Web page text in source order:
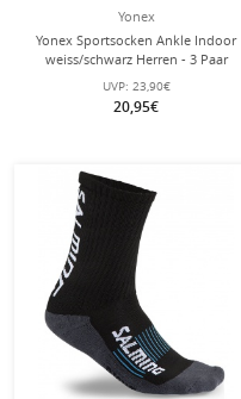
Yonex
Yonex Sportsocken Ankle Indoor
weiss/schwarz Herren - 3 Paar
UVP: 23,90€
20,95€